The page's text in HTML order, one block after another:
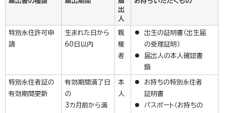
出
人
特別永住許可申
請
生まれた日から
60日以内
親
権
者
出生の証明書（出生届
の受理証明）
届出人の本人確認書
類
特別永住者証の
有効期間更新
有効期間満了日
の
3カ月前から満
本
人
お持ちの特別永住者
証明書
パスポート（お持ちの